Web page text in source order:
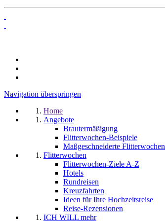
Navigation überspringen
Home
Angebote
Brautermäßigung
Flitterwochen-Beispiele
Maßgeschneiderte Flitterwochen
Flitterwochen
Flitterwochen-Ziele A-Z
Hotels
Rundreisen
Kreuzfahrten
Ideen für Ihre Hochzeitsreise
Reise-Rezensionen
ICH WILL mehr